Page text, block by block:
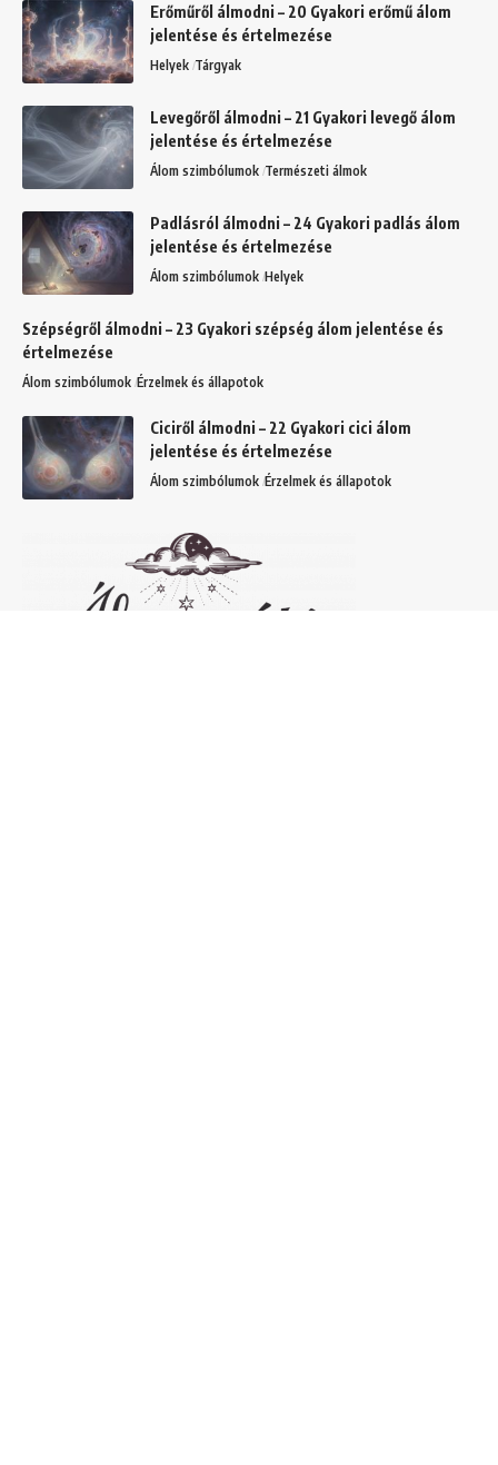
Erőműről álmodni – 20 Gyakori erőmű álom
jelentése és értelmezése
Helyek Tárgyak
Levegőről álmodni – 21 Gyakori levegő álom
jelentése és értelmezése
Álom szimbólumok Természeti álmok
Padlásról álmodni – 24 Gyakori padlás álom
jelentése és értelmezése
Álom szimbólumok Helyek
Szépségről álmodni – 23 Gyakori szépség álom jelentése és
értelmezése
Álom szimbólumok Érzelmek és állapotok
Ciciről álmodni – 22 Gyakori cici álom
jelentése és értelmezése
Álom szimbólumok Érzelmek és állapotok